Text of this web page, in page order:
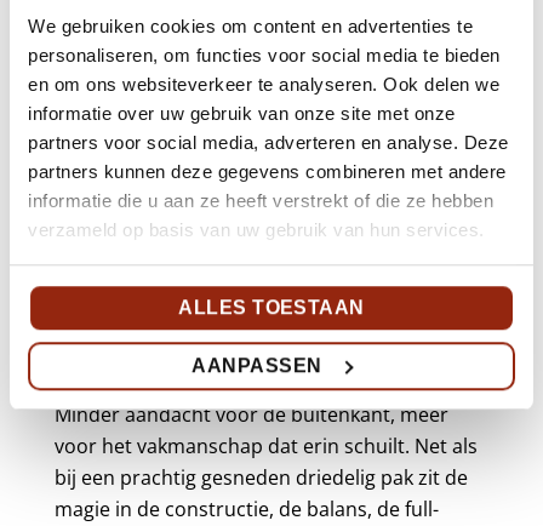
We gebruiken cookies om content en advertenties te
personaliseren, om functies voor social media te bieden
en om ons websiteverkeer te analyseren. Ook delen we
informatie over uw gebruik van onze site met onze
partners voor social media, adverteren en analyse. Deze
partners kunnen deze gegevens combineren met andere
informatie die u aan ze heeft verstrekt of die ze hebben
verzameld op basis van uw gebruik van hun services.
ALLES TOESTAAN
AANPASSEN
Hoe zou u uw wijnstijl
vandaag omschrijven?
Klassiek als een driedelig
pak of gedurfd als een
kleurrijke voering?
Mijn filosofie is eenvoudig, ook als het om wijn
gaat: kwaliteit moet fluisteren.
Ik voel mij aangetrokken tot wijnen waarbij de
inhoud luider spreekt dan de marketing.
Minder aandacht voor de buitenkant, meer
voor het vakmanschap dat erin schuilt. Net als
bij een prachtig gesneden driedelig pak zit de
magie in de constructie, de balans, de full-